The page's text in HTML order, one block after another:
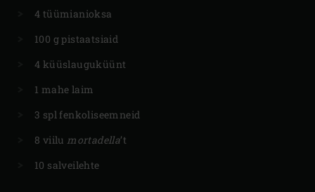
4 tüümianioksa
100 g pistaatsiaid
4 küüslauguküünt
1 mahe laim
3 spl fenkoliseemneid
8 viilu mortadella’t
10 salveilehte